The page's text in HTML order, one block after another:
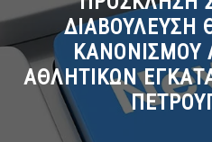
ΔΙΑΒΟΥΛΕΥΣΗ
ΚΑΝΟΝΙΣΜΟΥ
ΑΘΛΗΤΙΚΩΝ